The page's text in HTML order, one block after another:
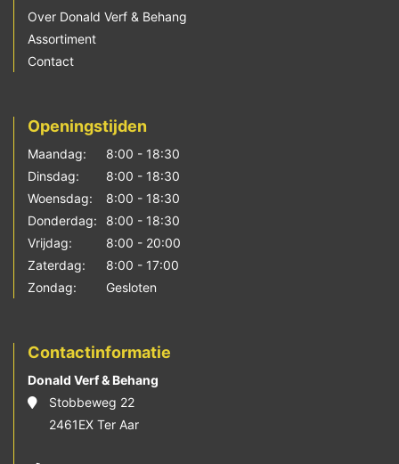
Over Donald Verf & Behang
Assortiment
Contact
Openingstijden
Maandag:
8:00 - 18:30
Dinsdag:
8:00 - 18:30
Woensdag:
8:00 - 18:30
Donderdag:
8:00 - 18:30
Vrijdag:
8:00 - 20:00
Zaterdag:
8:00 - 17:00
Zondag:
Gesloten
Contactinformatie
Donald Verf & Behang
Stobbeweg 22
2461EX Ter Aar